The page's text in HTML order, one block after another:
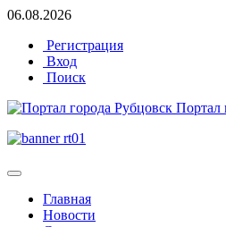
06.08.2026
Регистрация
Вход
Поиск
Портал
Главная
Новости